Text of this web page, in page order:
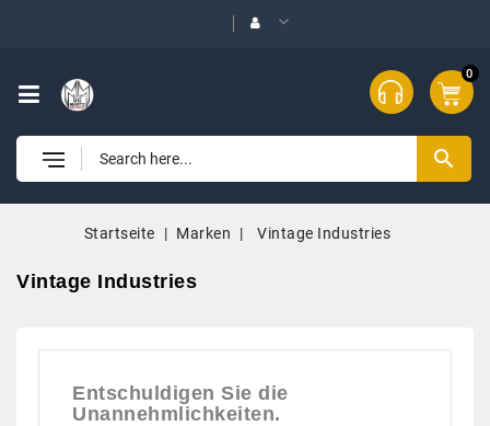
0
search
Startseite Marken Vintage Industries
Vintage Industries
Entschuldigen Sie die
Unannehmlichkeiten.